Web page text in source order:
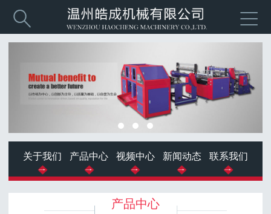


关于我们 产品中心 视频中心 新闻动态 联系我们
产品中心